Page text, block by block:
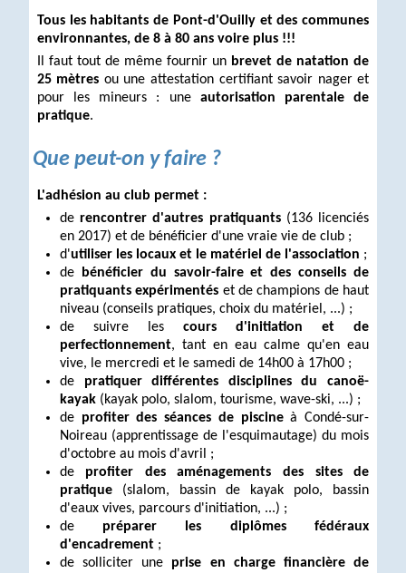
Tous les habitants de Pont-d'Ouilly et des communes
environnantes, de 8 à 80 ans voire plus !!!
Il faut tout de même fournir un brevet de natation de
25 mètres ou une attestation certifiant savoir nager et
pour les mineurs : une autorisation parentale de
pratique.
Que peut-on y faire ?
L'adhésion au club permet :
derencontrer d'autres pratiquants(136 licenciés
en 2017) et de bénéficier d'une vraie vie de club ;
d'utiliser les locaux et le matériel de l'association ;
de bénéficier du savoir-faire et des conseils de
pratiquants expérimentés et de champions de haut
niveau (conseils pratiques, choix du matériel, ...) ;
de suivre les cours d'initiation et de
perfectionnement, tant en eau calme qu'en eau
vive, le mercredi et le samedi de 14h00 à 17h00 ;
de pratiquer différentes disciplines du canoë-
kayak(kayak polo, slalom, tourisme, wave-ski, ...) ;
de profiter des séances de piscineà Condé-sur-
Noireau (apprentissage de l'esquimautage) du mois
d'octobre au mois d'avril ;
de profiter des aménagements des sites de
pratique(slalom, bassin de kayak polo, bassin
d'eaux vives, parcours d'initiation, ...) ;
de préparer les diplômes fédéraux
d'encadrement;
de solliciter une prise en charge financière de